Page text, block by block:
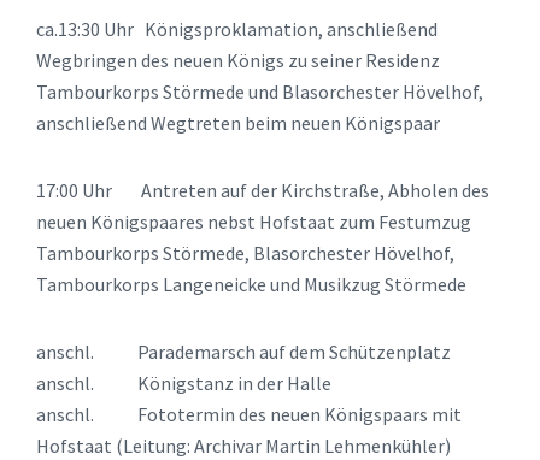
ca.13:30 Uhr Königsproklamation, anschließend
Wegbringen des neuen Königs zu seiner Residenz
Tambourkorps Störmede und Blasorchester Hövelhof,
anschließend Wegtreten beim neuen Königspaar
17:00 Uhr Antreten auf der Kirchstraße, Abholen des
neuen Königspaares nebst Hofstaat zum Festumzug
Tambourkorps Störmede, Blasorchester Hövelhof,
Tambourkorps Langeneicke und Musikzug Störmede
anschl. Parademarsch auf dem Schützenplatz
anschl. Königstanz in der Halle
anschl. Fototermin des neuen Königspaars mit
Hofstaat (Leitung: Archivar Martin Lehmenkühler)